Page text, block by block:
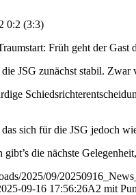
0:2 (3:3)
Früh geht der
JSG zunächst stabil.
sich für die JSG jedoch
die nächste
2025/09/
09-16 17:56:26A2 mit